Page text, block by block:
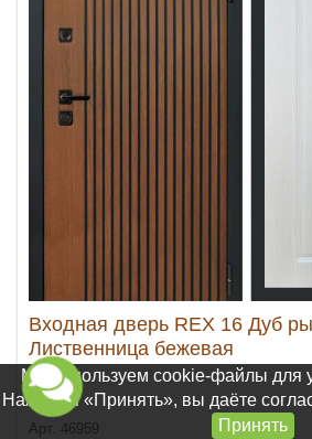
Входная дверь REX 16 Дуб
Лиственница бежевая
Арт. 46959
Мы используем cookie-файлы для
Нажимая «Принять», вы даёте
Принять